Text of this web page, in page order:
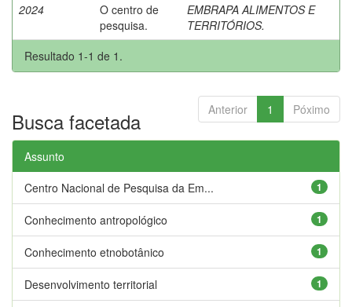
2024
O centro de
pesquisa.
EMBRAPA ALIMENTOS E
TERRITÓRIOS.
Resultado 1-1 de 1.
Anterior 1 Póximo
Busca facetada
Assunto
1
Centro Nacional de Pesquisa da Em...
1
Conhecimento antropológico
1
Conhecimento etnobotânico
1
Desenvolvimento territorial